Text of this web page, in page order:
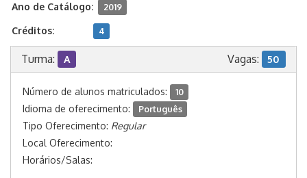
Ano de Catálogo: 2019
Créditos: 4
Turma: A Vagas: 50
Número de alunos matriculados: 10
Idioma de oferecimento: Português
Tipo Oferecimento: Regular
Local Oferecimento:
Horários/Salas: